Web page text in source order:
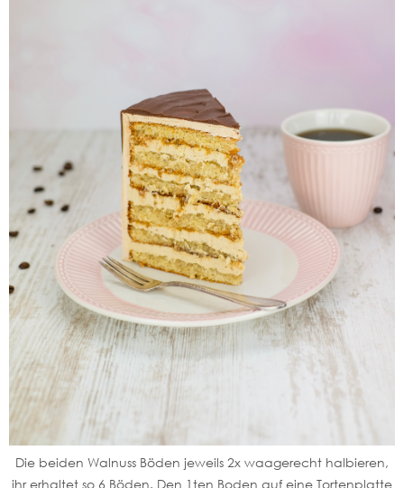
Die beiden Walnuss Böden jeweils 2x waagerecht halbieren,
ihr erhaltet so 6 Böden. Den 1ten Boden auf eine Tortenplatte